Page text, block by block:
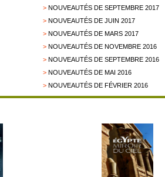
>NOUVEAUTÉS DE SEPTEMBRE 2017
>NOUVEAUTÉS DE JUIN 2017
>NOUVEAUTÉS DE MARS 2017
>NOUVEAUTÉS DE NOVEMBRE 2016
>NOUVEAUTÉS DE SEPTEMBRE 2016
>NOUVEAUTÉS DE MAI 2016
>NOUVEAUTÉS DE FÉVRIER 2016